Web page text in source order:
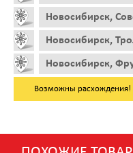
Новосибирск,
Новосибирск,
Новосибирск,
Возможны расхождения!